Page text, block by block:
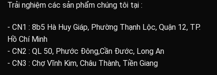
Trải nghiệm các sản phẩm chúng tôi tại :
- CN1 : 8b5 Hà Huy Giáp, Phường Thạnh Lộc, Quận 12, TP.
Hồ Chí Minh
- CN2 : QL 50, Phước Đông,Cần Đước, Long An
- CN3 : Chợ Vĩnh Kim, Châu Thành, Tiền Giang